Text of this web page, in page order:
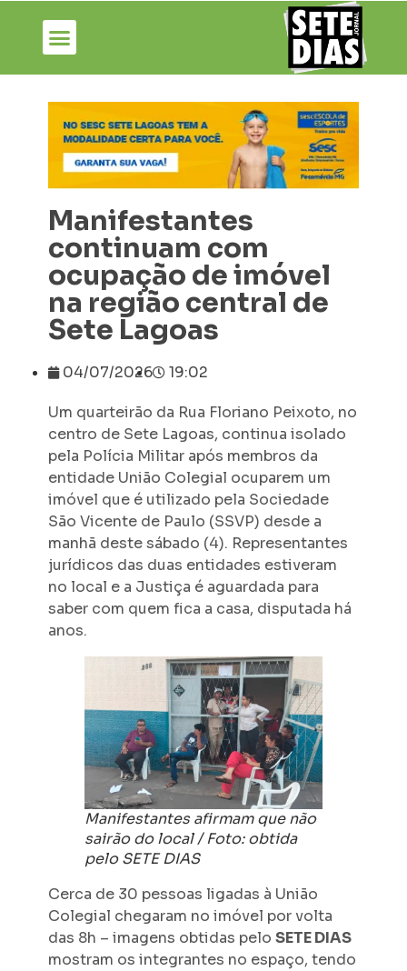
Manifestantes
continuam com
ocupação de imóvel
na região central de
Sete Lagoas
04/07/2026 19:02
Um quarteirão da Rua Floriano Peixoto, no
centro de Sete Lagoas, continua isolado
pela Polícia Militar após membros da
entidade União Colegial ocuparem um
imóvel que é utilizado pela Sociedade
São Vicente de Paulo (SSVP) desde a
manhã deste sábado (4). Representantes
jurídicos das duas entidades estiveram
no local e a Justiça é aguardada para
saber com quem fica a casa, disputada há
anos.
Manifestantes afirmam que não
sairão do local / Foto: obtida
pelo SETE DIAS
Cerca de 30 pessoas ligadas à União
Colegial chegaram no imóvel por volta
das 8h – imagens obtidas pelo SETE DIAS
mostram os integrantes no espaço, tendo